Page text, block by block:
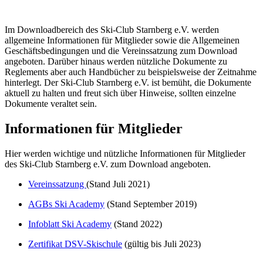
Im Downloadbereich des Ski-Club Starnberg e.V. werden
allgemeine Informationen für Mitglieder sowie die Allgemeinen
Geschäftsbedingungen und die Vereinssatzung zum Download
angeboten. Darüber hinaus werden nützliche Dokumente zu
Reglements aber auch Handbücher zu beispielsweise der Zeitnahme
hinterlegt. Der Ski-Club Starnberg e.V. ist bemüht, die Dokumente
aktuell zu halten und freut sich über Hinweise, sollten einzelne
Dokumente veraltet sein.
Informationen für Mitglieder
Hier werden wichtige und nützliche Informationen für Mitglieder
des Ski-Club Starnberg e.V. zum Download angeboten.
Vereinssatzung (Stand Juli 2021)
AGBs Ski Academy (Stand September 2019)
Infoblatt Ski Academy (Stand 2022)
Zertifikat DSV-Skischule (gültig bis Juli 2023)